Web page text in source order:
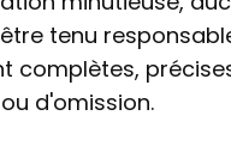
tenu
complètes,
d'omission.